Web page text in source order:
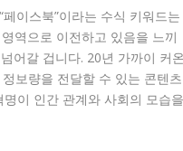
이스북”이라는 수식 키워드는
역으로 이전하고 있음을 느끼
어갈 겁니다. 20년 가까이 커온
보량을 전달할 수 있는 콘텐츠
이 인간 관계와 사회의 모습을